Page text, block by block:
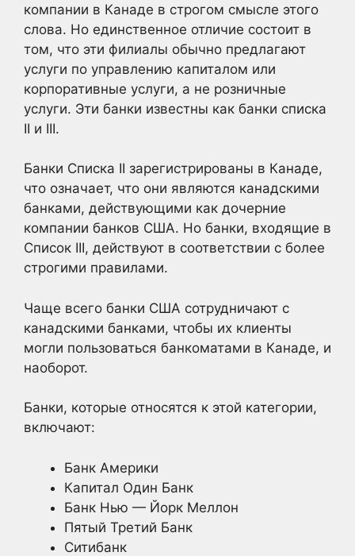
компании в Канаде в строгом смысле этого
слова. Но единственное отличие состоит в
том, что эти филиалы обычно предлагают
услуги по управлению капиталом или
корпоративные услуги, а не розничные
услуги. Эти банки известны как банки списка
II и III.
Банки Списка II зарегистрированы в Канаде,
что означает, что они являются канадскими
банками, действующими как дочерние
компании банков США. Но банки, входящие в
Список III, действуют в соответствии с более
строгими правилами.
Чаще всего банки США сотрудничают с
канадскими банками, чтобы их клиенты
могли пользоваться банкоматами в Канаде, и
наоборот.
Банки, которые относятся к этой категории,
включают:
Банк Америки
Капитал Один Банк
Банк Нью — Йорк Меллон
Пятый Третий Банк
Ситибанк